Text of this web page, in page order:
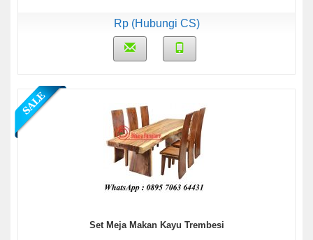
Rp (Hubungi CS)
Set Meja Makan Kayu Trembesi